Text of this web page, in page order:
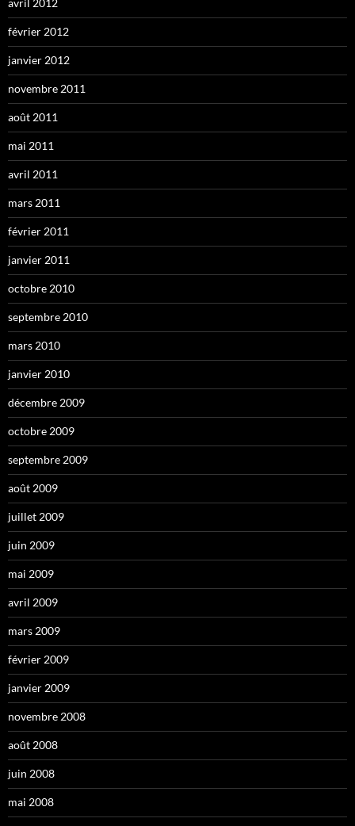
février 2012
janvier 2012
novembre 2011
août 2011
mai 2011
avril 2011
mars 2011
février 2011
janvier 2011
octobre 2010
septembre 2010
mars 2010
janvier 2010
décembre 2009
octobre 2009
septembre 2009
août 2009
juillet 2009
juin 2009
mai 2009
avril 2009
mars 2009
février 2009
janvier 2009
novembre 2008
août 2008
juin 2008
mai 2008